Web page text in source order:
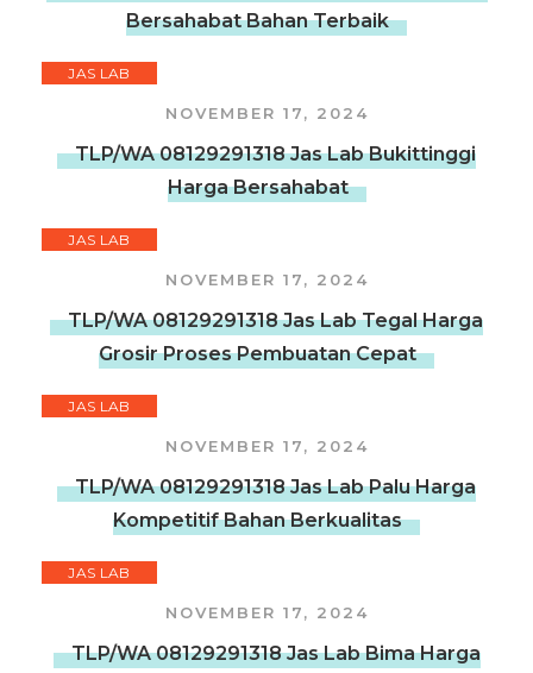
Bersahabat Bahan Terbaik
JAS LAB
NOVEMBER 17, 2024
TLP/WA 08129291318 Jas Lab Bukittinggi
Harga Bersahabat
JAS LAB
NOVEMBER 17, 2024
TLP/WA 08129291318 Jas Lab Tegal Harga
Grosir Proses Pembuatan Cepat
JAS LAB
NOVEMBER 17, 2024
TLP/WA 08129291318 Jas Lab Palu Harga
Kompetitif Bahan Berkualitas
JAS LAB
NOVEMBER 17, 2024
TLP/WA 08129291318 Jas Lab Bima Harga